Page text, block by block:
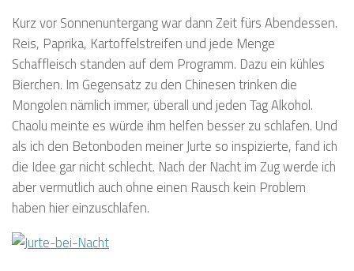
Kurz vor Sonnenuntergang war dann Zeit fürs Abendessen.
Reis, Paprika, Kartoffelstreifen und jede Menge
Schaffleisch standen auf dem Programm. Dazu ein kühles
Bierchen. Im Gegensatz zu den Chinesen trinken die
Mongolen nämlich immer, überall und jeden Tag Alkohol.
Chaolu meinte es würde ihm helfen besser zu schlafen. Und
als ich den Betonboden meiner Jurte so inspizierte, fand ich
die Idee gar nicht schlecht. Nach der Nacht im Zug werde ich
aber vermutlich auch ohne einen Rausch kein Problem
haben hier einzuschlafen.